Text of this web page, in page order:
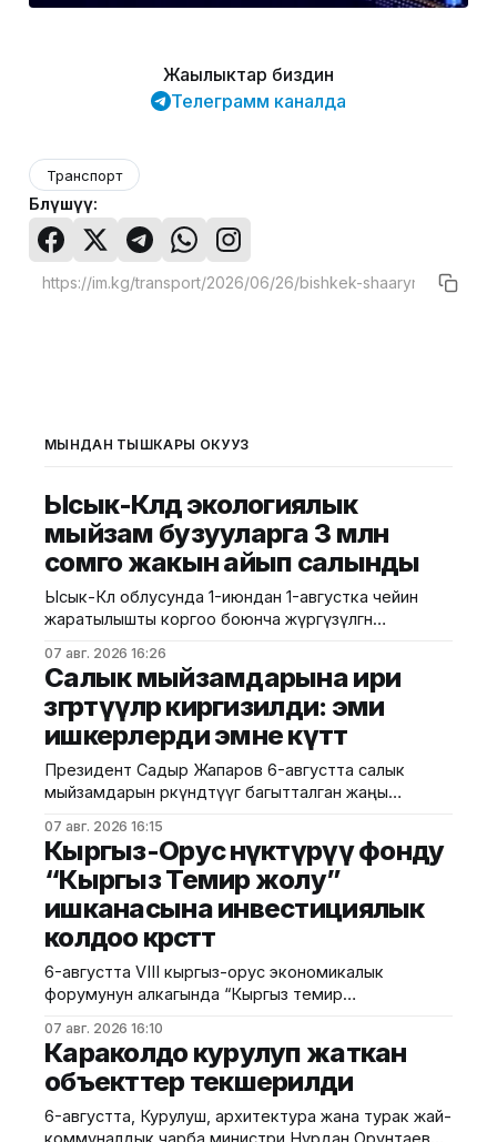
Жаңылыктар биздин
Телеграмм каналда
Транспорт
Бөлүшүү:
МЫНДАН ТЫШКАРЫ ОКУҢУЗ
Ысык-Көлдө экологиялык
мыйзам бузууларга 3 млн
сомго жакын айып салынды
Ысык-Көл облусунда 1-июндан 1-августка чейин
жаратылышты коргоо боюнча жүргүзүлгөн
протокол түзүлүп, 2 млн 94 миң сом өлчөмүндө айып
салынды. Жаратылыш ресурстары, экология жана
техникалык көзөмөл министрлигинин басма сөз
кызматынын маалыматына ылайык, эс алуу
жайлары, туристтик объектилер жана башка
чарбалык ишмердүүлүк жүргүзүлгөн аймактар
көзөмөлгө
07 авг. 2026 16:26
Салык мыйзамдарына ири
өзгөртүүлөр киргизилди: эми
ишкерлерди эмне күтөт
Президент Садыр Жапаров 6-августта салык
мыйзамдарын өркүндөтүүгө багытталган жаңы
билдиргендей, өзгөртүүлөр ишкерлер үчүн ыңгайлуу
шарттарды түзүүгө жана салыктык башкарууну
жакшыртууга багытталган. Салык кызматынын
маалыматына караганда, жаңы мыйзамга ылайык
КРнын Салык кодексине төмөнкүдөй өзгөртүүлөр
киргизилди: 1) Креативдүү индустриялар
паркынын резиденттери үчүн 5 жылга бирдиктүү
07 авг. 2026 16:15
Кыргыз-Орус өнүктүрүү фонду
“Кыргыз Темир жолу”
ишканасына инвестициялык
колдоо көрсөтөт
6-августта VIII кыргыз-орус экономикалык
форумунун алкагында “Кыргыз темир
Орус өнүктүрүү фонду инвестициялык
долбоорлорду ишке ашыруу боюнча эки
келишимге кол коюшту. Бул тууралуу аталган
келишимдерге “Кыргыз темир жолу”мамлекеттик
07 авг. 2026 16:10
Караколдо курулуп жаткан
объекттер текшерилди
6-августта, Курулуш, архитектура жана турак жай-